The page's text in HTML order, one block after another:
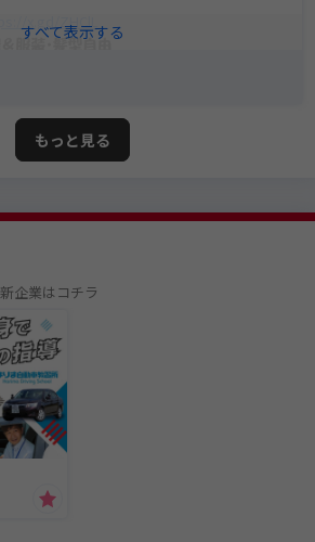
x.gd/ZHClL
もっと見る
企業はコチラ